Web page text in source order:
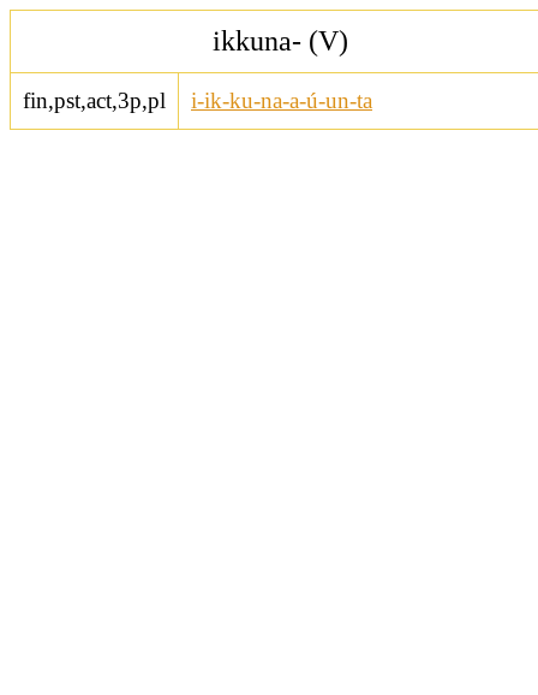
ikkuna- (V)
fin,pst,act,3p,pl i-ik-ku-na-a-ú-un-ta